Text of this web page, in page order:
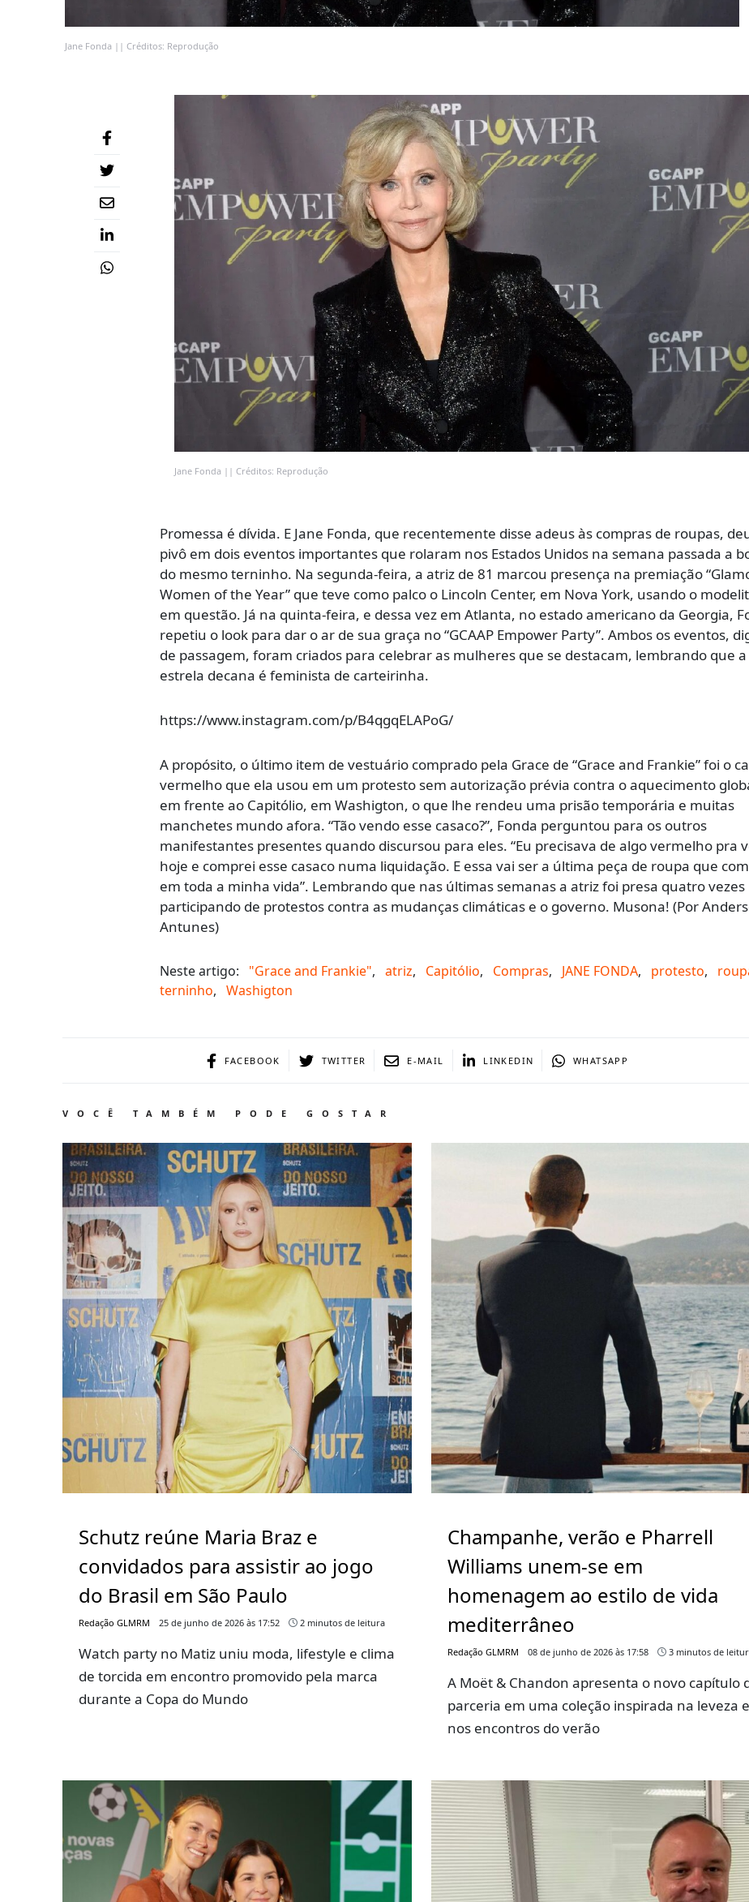
Jane Fonda || Créditos: Reprodução
Jane Fonda || Créditos: Reprodução
Promessa é dívida. E Jane Fonda, que recentemente disse adeus às compras de roupas,
pivô em dois eventos importantes que rolaram nos Estados Unidos na semana passada a
do mesmo terninho. Na segunda-feira, a atriz de 81 marcou presença na premiação
Women of the Year” que teve como palco o Lincoln Center, em Nova York, usando o
em questão. Já na quinta-feira, e dessa vez em Atlanta, no estado americano da Georgia,
repetiu o look para dar o ar de sua graça no “GCAAP Empower Party”. Ambos os eventos,
de passagem, foram criados para celebrar as mulheres que se destacam, lembrando que a
estrela decana é feminista de carteirinha.
https://www.instagram.com/p/B4qgqELAPoG/
A propósito, o último item de vestuário comprado pela Grace de “Grace and Frankie” foi o
vermelho que ela usou em um protesto sem autorização prévia contra o aquecimento
em frente ao Capitólio, em Washigton, o que lhe rendeu uma prisão temporária e muitas
manchetes mundo afora. “Tão vendo esse casaco?”, Fonda perguntou para os outros
manifestantes presentes quando discursou para eles. “Eu precisava de algo vermelho pra
hoje e comprei esse casaco numa liquidação. E essa vai ser a última peça de roupa que
em toda a minha vida”. Lembrando que nas últimas semanas a atriz foi presa quatro vezes
participando de protestos contra as mudanças climáticas e o governo. Musona! (Por
Antunes)
Neste artigo: "Grace and Frankie", atriz, Capitólio, Compras, JANE FONDA, protesto,
terninho, Washigton
FACEBOOK TWITTER E-MAIL LINKEDIN WHATSAPP
VOCÊ TAMBÉM PODE GOSTAR
Schutz reúne Maria Braz e
convidados para assistir ao jogo
do Brasil em São Paulo
Redação GLMRM 25 de junho de 2026 às 17:52 2 minutos de leitura
Watch party no Matiz uniu moda, lifestyle e clima
de torcida em encontro promovido pela marca
durante a Copa do Mundo
Champanhe, verão e Pharrell
Williams unem-se em
homenagem ao estilo de vida
mediterrâneo
Redação GLMRM 08 de junho de 2026 às 17:58 3 minutos de
A Moët & Chandon apresenta o novo capítulo
parceria em uma coleção inspirada na leveza e
nos encontros do verão